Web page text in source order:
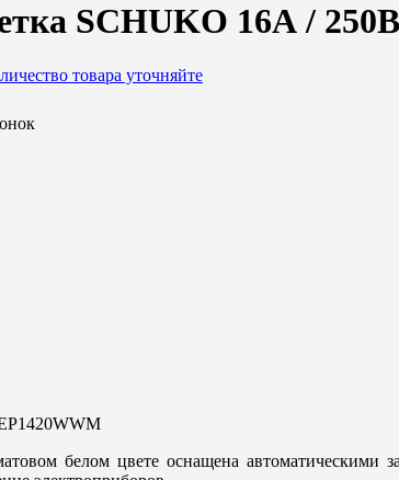
SCHUKO 16А /
товара уточняйте
белом цвете оснащена